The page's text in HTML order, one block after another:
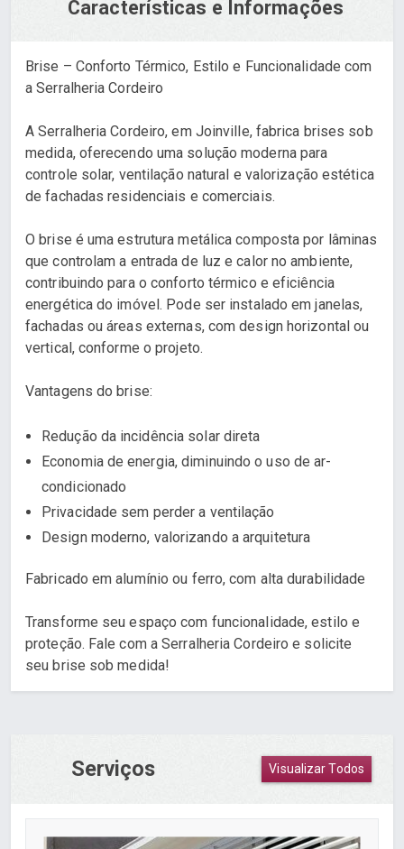
Características e Informações
Brise – Conforto Térmico, Estilo e Funcionalidade com
a Serralheria Cordeiro
A Serralheria Cordeiro, em Joinville, fabrica brises sob
medida, oferecendo uma solução moderna para
controle solar, ventilação natural e valorização estética
de fachadas residenciais e comerciais.
O brise é uma estrutura metálica composta por lâminas
que controlam a entrada de luz e calor no ambiente,
contribuindo para o conforto térmico e eficiência
energética do imóvel. Pode ser instalado em janelas,
fachadas ou áreas externas, com design horizontal ou
vertical, conforme o projeto.
Vantagens do brise:
Redução da incidência solar direta
Economia de energia, diminuindo o uso de ar-
condicionado
Privacidade sem perder a ventilação
Design moderno, valorizando a arquitetura
Fabricado em alumínio ou ferro, com alta durabilidade
Transforme seu espaço com funcionalidade, estilo e
proteção. Fale com a Serralheria Cordeiro e solicite
seu brise sob medida!
Serviços Visualizar Todos